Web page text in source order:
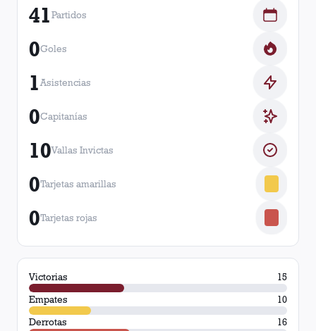
41Partidos
0Goles
1Asistencias
0Capitanías
10Vallas Invictas
0Tarjetas amarillas
0Tarjetas rojas
Victorias
15
Empates
10
Derrotas
16